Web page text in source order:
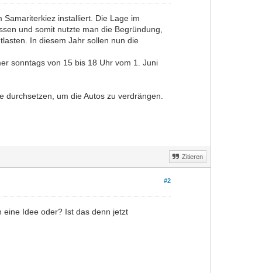
installiert. Die Lage im
und somit nutzte man die Begründung,
In diesem Jahr sollen nun die
sonntags von 15 bis 18 Uhr vom 1. Juni
um die Autos zu verdrängen.
Zitieren
#2
eine Idee oder? Ist das denn jetzt